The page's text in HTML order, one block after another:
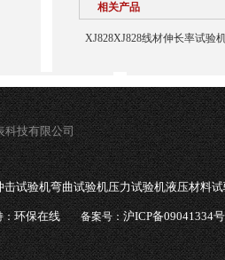
相关产品
XJ828XJ828线材伸长率试验
科技有限公司
试验机弯曲试验机压力试验机液压材料
环保在线 备案号：沪ICP备09041334